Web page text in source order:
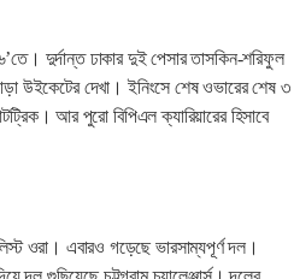
দুর্দান্ত ঢাকার দুই পেসার তাসকিন-শরিফুল
উইকেটের দেখা। ইনিংসে শেষ ওভারের শেষ ৩
আর পুরো বিপিএল ক্যারিয়ারের হিসাবে
ওরা। এবারও গড়েছে ভারসাম্যপূর্ণ দল।